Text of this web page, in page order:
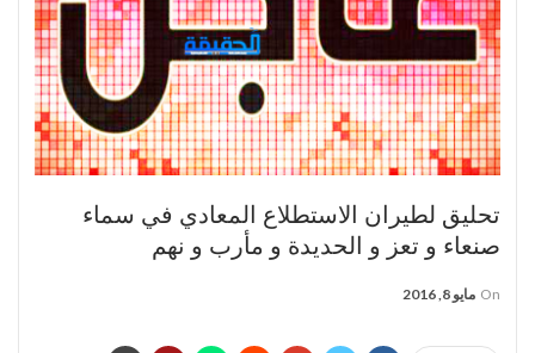
تحليق لطيران الاستطلاع المعادي في سماء
صنعاء و تعز و الحديدة و مأرب و نهم
On مايو 8, 2016